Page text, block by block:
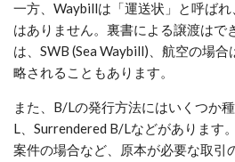
一方、Waybillは「運送状」と呼ば
はありません。裏書による譲渡はで
は、SWB (Sea Waybill)、航空の場
略されることもあります。
また、B/Lの発行方法にはいくつか
L、Surrendered B/Lなどがあります
案件の場合など、原本が必要な取引